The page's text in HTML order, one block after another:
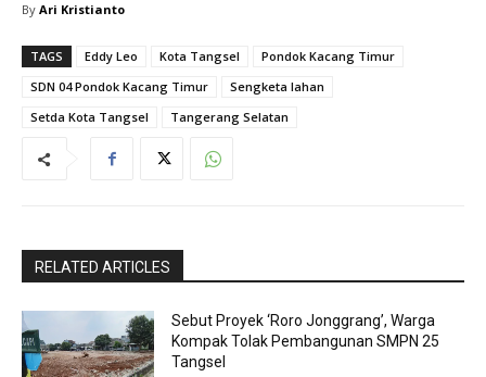
By Ari Kristianto
TAGS Eddy Leo Kota Tangsel
Pondok Kacang Timur
SDN 04 Pondok Kacang Timur
Sengketa lahan
Setda Kota Tangsel
Tangerang Selatan
RELATED ARTICLES
Sebut Proyek ‘Roro Jonggrang’, Warga
Kompak Tolak Pembangunan SMPN 25
Tangsel